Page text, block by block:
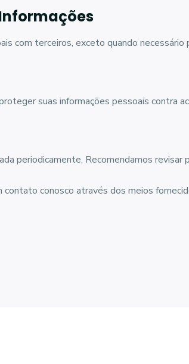
com terceiros, exceto quando
suas informações pessoais contra
periodicamente. Recomendamos
conosco através dos meios